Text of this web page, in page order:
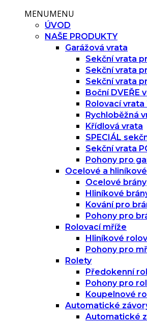
MENUMENU
ÚVOD
NAŠE PRODUKTY
Garážová vrata
Sekční vrata
Sekční vrata
Sekční vrata
Boční DVEŘE
Rolovací vrata
Rychloběžná
Křídlová vrata
SPECIÁL
Sekční vrata
Pohony pro
Ocelové a
Ocelové brány
Hliníkové
Kování pro
Pohony pro
Rolovací mříže
Hliníkové
Pohony pro
Rolety
Předokenní
Pohony pro
Koupelnové
Automatické
Automatické